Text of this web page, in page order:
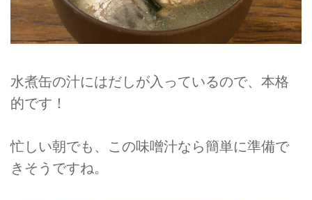
水煮缶の汁にはだしが入っているので、本格
的です！
忙しい朝でも、この味噌汁なら簡単に準備で
きそうですね。